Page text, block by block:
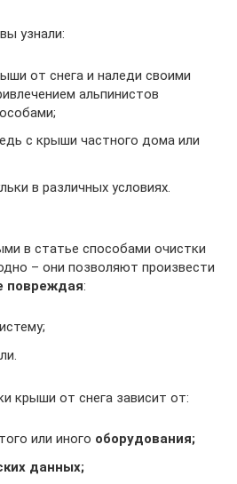
узнали:
от снега и наледи своими
альпинистов
с крыши частного дома или
в различных условиях.
в статье способами очистки
– они позволяют произвести
повреждая:
крыши от снега зависит от:
того или иного оборудования;
данных;